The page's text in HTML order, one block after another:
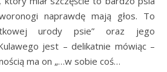
naprawdę mają głos. To
urody psie” oraz jego
jest – delikatnie mówiąc –
ma on „…w sobie coś…